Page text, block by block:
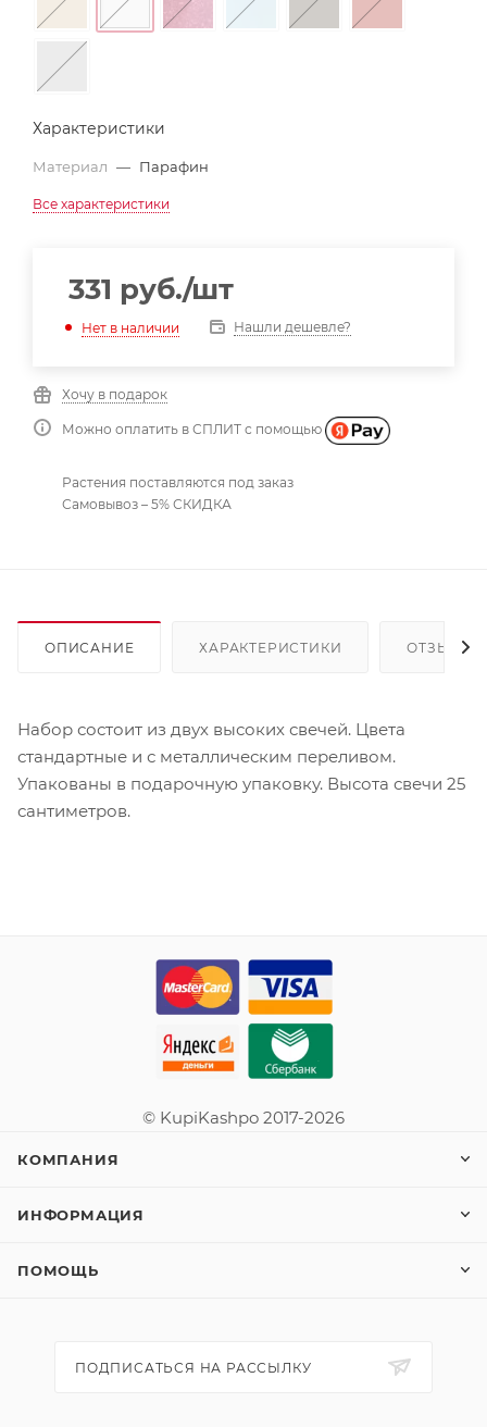
Характеристики
Материал — Парафин
Все характеристики
331 руб./шт
Нет в наличии Нашли дешевле?
Хочу в подарок
Можно оплатить в СПЛИТ с помощью
Растения поставляются под заказ
Самовывоз – 5% СКИДКА
ОПИСАНИЕ ХАРАКТЕРИСТИКИ ОТЗЫВЫ
Набор состоит из двух высоких свечей. Цвета
стандартные и с металлическим переливом.
Упакованы в подарочную упаковку. Высота свечи 25
сантиметров.
© KupiKashpo 2017-2026
КОМПАНИЯ
ИНФОРМАЦИЯ
ПОМОЩЬ
ПОДПИСАТЬСЯ НА РАССЫЛКУ